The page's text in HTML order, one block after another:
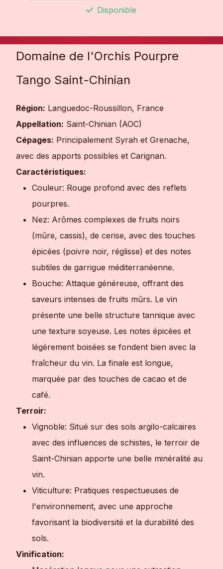
Disponible
Domaine de l'Orchis Pourpre
Tango Saint-Chinian
Région: Languedoc-Roussillon, France
Appellation: Saint-Chinian (AOC)
Cépages: Principalement Syrah et Grenache,
avec des apports possibles et Carignan.
Caractéristiques:
Couleur: Rouge profond avec des reflets
pourpres.
Nez: Arômes complexes de fruits noirs
(mûre, cassis), de cerise, avec des touches
épicées (poivre noir, réglisse) et des notes
subtiles de garrigue méditerranéenne.
Bouche: Attaque généreuse, offrant des
saveurs intenses de fruits mûrs. Le vin
présente une belle structure tannique avec
une texture soyeuse. Les notes épicées et
légèrement boisées se fondent bien avec la
fraîcheur du vin. La finale est longue,
marquée par des touches de cacao et de
café.
Terroir:
Vignoble: Situé sur des sols argilo-calcaires
avec des influences de schistes, le terroir de
Saint-Chinian apporte une belle minéralité au
vin.
Viticulture: Pratiques respectueuses de
l'environnement, avec une approche
favorisant la biodiversité et la durabilité des
sols.
Vinification: